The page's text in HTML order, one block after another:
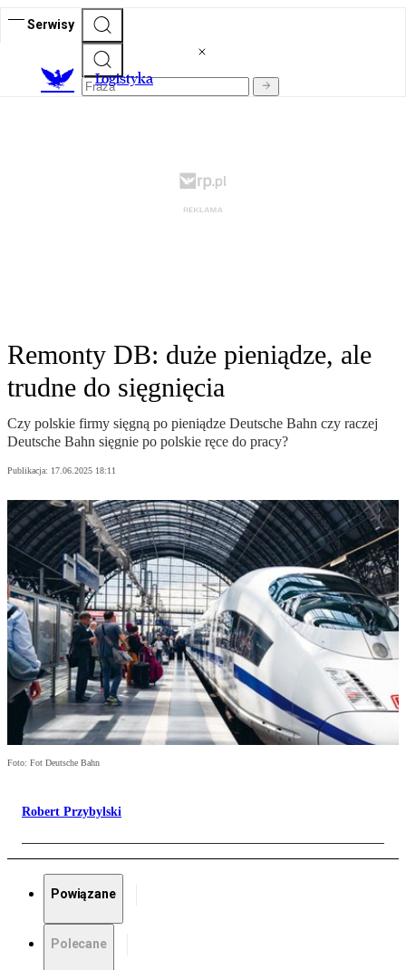
Serwisy
Logistyka
Remonty DB: duże pieniądze, ale
trudne do sięgnięcia
Czy polskie firmy sięgną po pieniądze Deutsche Bahn czy raczej
Deutsche Bahn sięgnie po polskie ręce do pracy?
Publikacja: 17.06.2025 18:11
Foto: Fot Deutsche Bahn
Robert Przybylski
Powiązane
Polecane